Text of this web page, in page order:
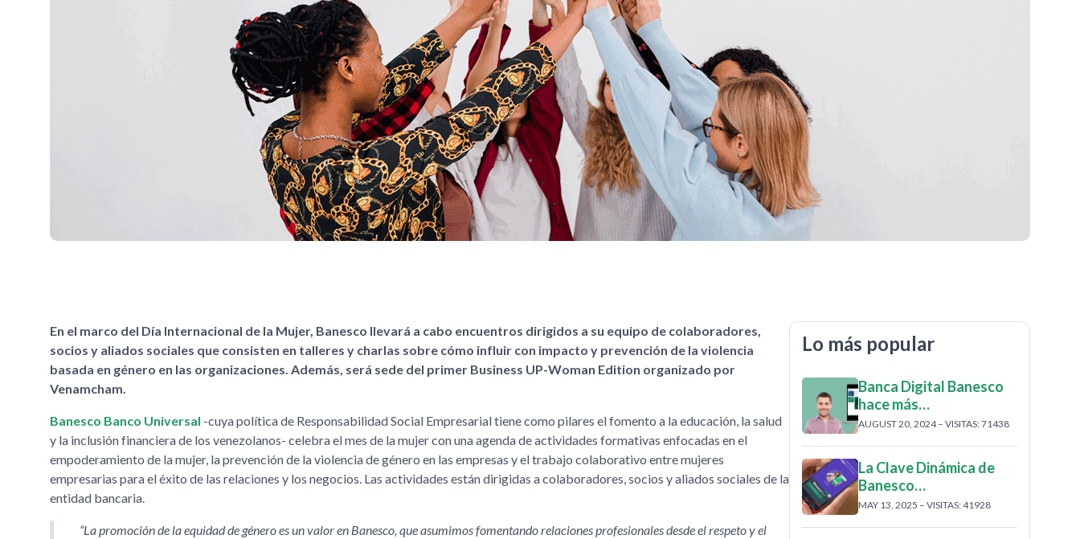
En el marco del Día Internacional de la Mujer, Banesco llevará a cabo encuentros dirigidos a su equipo de colaboradores,
socios y aliados sociales que consisten en talleres y charlas sobre cómo influir con impacto y prevención de la violencia
basada en género en las organizaciones. Además, será sede del primer Business UP-Woman Edition organizado por
Venamcham.
Banesco Banco Universal -cuya política de Responsabilidad Social Empresarial tiene como pilares el fomento a la educación, la salud
y la inclusión financiera de los venezolanos- celebra el mes de la mujer con una agenda de actividades formativas enfocadas en el
empoderamiento de la mujer, la prevención de la violencia de género en las empresas y el trabajo colaborativo entre mujeres
empresarias para el éxito de las relaciones y los negocios. Las actividades están dirigidas a colaboradores, socios y aliados sociales de la
entidad bancaria.
La promoción de la equidad de género es un valor en Banesco, que asumimos fomentando relaciones profesionales desde el respeto y el
Lo más popular
Banca Digital Banesco
hace más…
AUGUST 20, 2024 – VISITAS: 71438
La Clave Dinámica de
Banesco…
MAY 13, 2025 – VISITAS: 41928